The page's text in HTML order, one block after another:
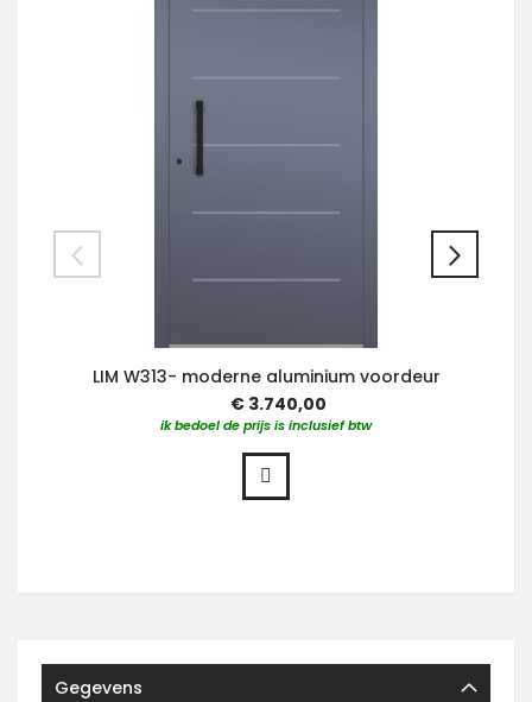
LIM W313- moderne aluminium voordeur
€ 3.740,00
ik bedoel de prijs is inclusief btw
Gegevens